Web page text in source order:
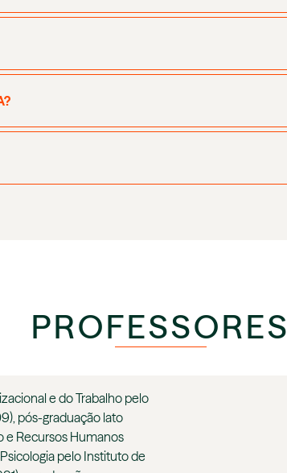
PROFESSORES
e do Trabalho pelo
pós-graduação lato
e Recursos Humanos
pelo Instituto de